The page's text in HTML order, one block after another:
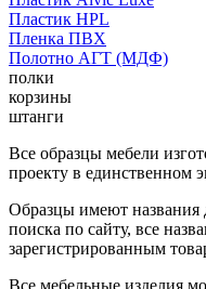
Пластик HPL
Пленка ПВХ
Полотно АГТ (МДФ)
полки
корзины
штанги
Все образцы мебели
проекту в единственном
Образцы имеют названия
поиска по сайту, все
зарегистрированным
Все мебельные изделия